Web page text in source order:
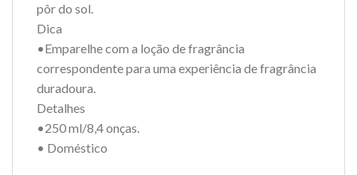
pôr do sol.
Dica
•Emparelhe com a loção de fragrância
correspondente para uma experiência de fragrância
duradoura.
Detalhes
•250 ml/8,4 onças.
• Doméstico